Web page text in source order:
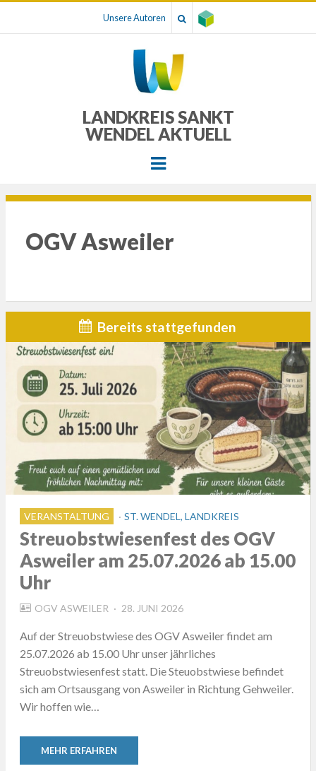
Unsere Autoren
LANDKREIS SANKT
WENDEL AKTUELL
Menu
OGV Asweiler
Bereits stattgefunden
VERANSTALTUNG ST. WENDEL, LANDKREIS
Streuobstwiesenfest des OGV
Asweiler am 25.07.2026 ab 15.00
Uhr
OGV ASWEILER
POSTED
28. JUNI 2026
Auf der Streuobstwiese des OGV Asweiler findet am
25.07.2026 ab 15.00 Uhr unser jährliches
Streuobstwiesenfest statt. Die Steuobstwiese befindet
sich am Ortsausgang von Asweiler in Richtung Gehweiler.
Wir hoffen wie…
MEHR ERFAHREN